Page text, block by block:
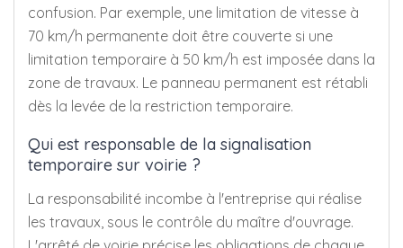
confusion. Par exemple, une limitation de vitesse à
70 km/h permanente doit être couverte si une
limitation temporaire à 50 km/h est imposée dans la
zone de travaux. Le panneau permanent est rétabli
dès la levée de la restriction temporaire.
Qui est responsable de la signalisation
temporaire sur voirie ?
La responsabilité incombe à l'entreprise qui réalise
les travaux, sous le contrôle du maître d'ouvrage.